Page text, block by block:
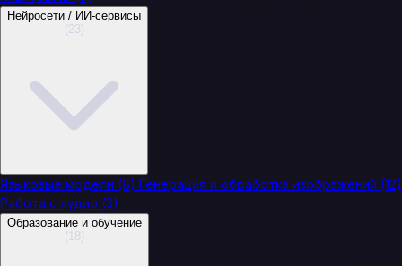
Нейросети / ИИ-сервисы
(23)
Языковые модели (8) Генерация и обработка изображений (12)
Работа с аудио (3)
Образование и обучение
(18)